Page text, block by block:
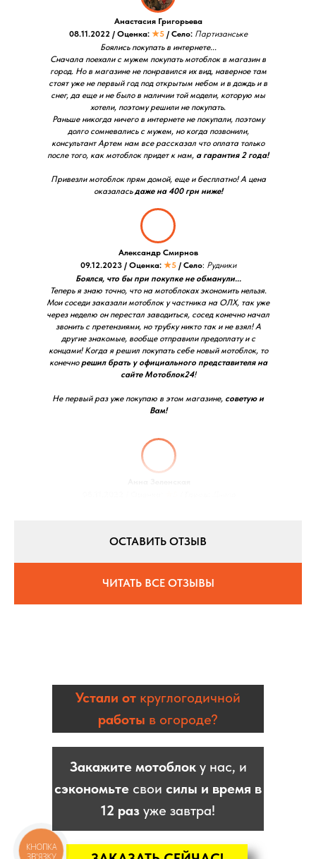
Боялся, что бы при покупке не обманули...
Теперь я знаю точно, что на мотоблоках экономить нельзя.
Мои соседи заказали мотоблок у частника на ОЛХ, так уже
через неделю он перестал заводиться, сосед конечно начал
звонить с претензиями, но трубку никто так и не взял! А
другие знакомые, вообще отправили предоплату и с
концами! Когда я решил покупать себе новый мотоблок, то
конечнорешил брать у официального представителя на
сайте Мотоблок24!
Не первый раз уже покупаю в этом магазине, советую и
Вам!
Александр Смирнов
09.12.2023 / Оценка: ★5 / Село: Рудники
Боялись покупать в интернете...
Сначала поехали с мужем покупать мотоблок в магазин в
город. Но в магазине не понравился их вид, наверное там
стоят уже не первый год под открытым небом и в дождь и в
снег, да еще и не было в наличии той модели, которую мы
хотели, поэтому решили не покупать.
Раньше никогда ничего в интернете не покупали, поэтому
долго сомневались с мужем, но когда позвонили,
консультант Артем нам все рассказал что оплата только
после того, как мотоблок придет к нам, а гарантия 2 года!
Привезли мотоблок прям домой, еще и бесплатно! А цена
оказаласьдаже на 400 грн ниже!
Анастасия Григорьева
08.11.2022 / Оценка: ★5 / Село: Партизанське
ОСТАВИТЬ ОТЗЫВ
ЧИТАТЬ ВСЕ ОТЗЫВЫ
Закажите мотоблоку нас, и
сэкономьте свои силы и время в
12 раз уже завтра!
Устали от круглогодичной
работы в огороде?
КНОПКА
ЗВ'ЯЗКУ